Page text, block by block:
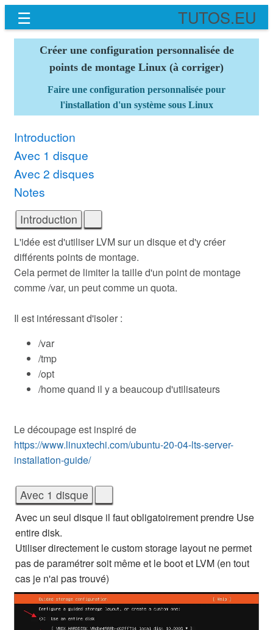
☰ TUTOS.EU
Créer une configuration personnalisée de
points de montage Linux (à corriger)
Faire une configuration personnalisée pour
l'installation d'un système sous Linux
Introduction
Avec 1 disque
Avec 2 disques
Notes
L'idée est d'utiliser LVM sur un disque et d'y créer
différents points de montage.
Cela permet de limiter la taille d'un point de montage
comme /var, un peut comme un quota.
Il est intéressant d'isoler :
/var
/tmp
/opt
/home quand il y a beaucoup d'utilisateurs
Le découpage est inspiré de
https://www.linuxtechi.com/ubuntu-20-04-lts-server-
installation-guide/
Avec un seul disque il faut obligatoirement prendre Use
entire disk.
Utiliser directement le custom storage layout ne permet
pas de paramétrer soit même et le boot et LVM (en tout
cas je n'ai pas trouvé)